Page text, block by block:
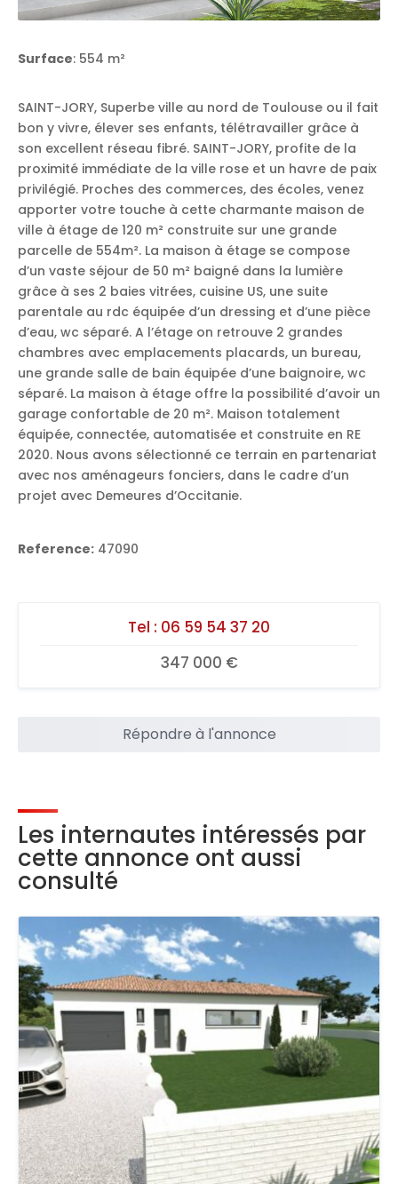
Surface: 554 m²
SAINT-JORY, Superbe ville au nord de Toulouse ou il fait
bon y vivre, élever ses enfants, télétravailler grâce à
son excellent réseau fibré. SAINT-JORY, profite de la
proximité immédiate de la ville rose et un havre de paix
privilégié. Proches des commerces, des écoles, venez
apporter votre touche à cette charmante maison de
ville à étage de 120 m² construite sur une grande
parcelle de 554m². La maison à étage se compose
d’un vaste séjour de 50 m² baigné dans la lumière
grâce à ses 2 baies vitrées, cuisine US, une suite
parentale au rdc équipée d’un dressing et d’une pièce
d’eau, wc séparé. A l’étage on retrouve 2 grandes
chambres avec emplacements placards, un bureau,
une grande salle de bain équipée d’une baignoire, wc
séparé. La maison à étage offre la possibilité d’avoir un
garage confortable de 20 m². Maison totalement
équipée, connectée, automatisée et construite en RE
2020. Nous avons sélectionné ce terrain en partenariat
avec nos aménageurs fonciers, dans le cadre d’un
projet avec Demeures d’Occitanie.
Reference: 47090
Tel : 06 59 54 37 20
347 000 €
Répondre à l'annonce
Les internautes intéressés par
cette annonce ont aussi
consulté